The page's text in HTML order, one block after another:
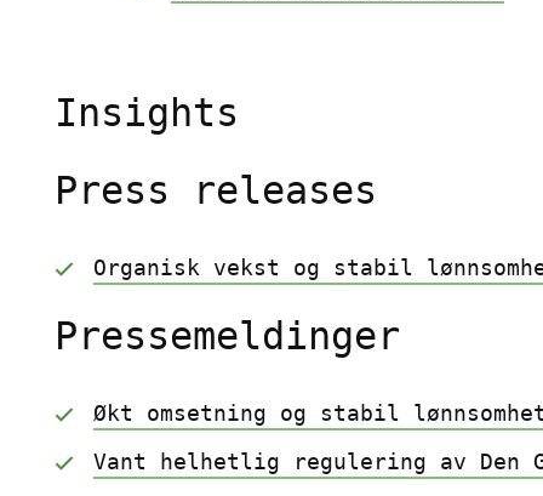
Insights
Press releases
Organisk vekst og stabil
Pressemeldinger
Økt omsetning og stabil
Vant helhetlig regulering av Den